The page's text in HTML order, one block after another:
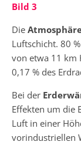
Bild 3
Die
Luftschicht. 80
von etwa 11 km
0,17 % des
Bei der
Effekten um die
Luft in einer
vorindustriellen